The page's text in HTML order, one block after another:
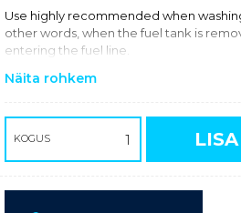
Use highly recommended when
other words, when the fuel tank is
entering the fuel line.
Näita rohkem
KOGUS